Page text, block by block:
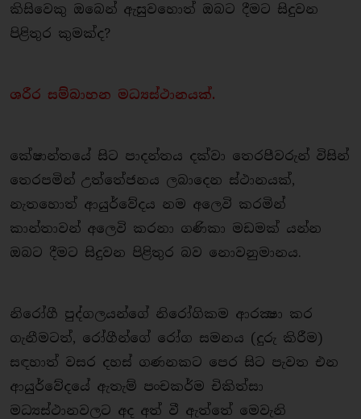
කිසිවෙකු ඔබෙන් ඇසුවහොත් ඔබට දීමට සිදුවන
පිළිතුර කුමක්ද?
ශරීර සම්බාහන මධ්‍යස්ථානයක්.
කේෂාන්තයේ සිට පාදන්තය දක්වා තෙරපීවරුන් විසින්
තෙරපමින් උත්තේජනය ලබාදෙන ස්ථානයක්,
නැතහොත් ආයුර්වේදය නම අලෙවි කරමින්
කාන්තාවන් අලෙවි කරනා ගණිකා මඩමක් යන්න
ඔබට දීමට සිදුවන පිළිතුර බව නොවනුමානය.
නිරෝගී පුද්ගලයන්ගේ නිරෝගිකම ආරක්‍ෂා කර
ගැනීමටත්, රෝගීන්ගේ රෝග සමනය (දුරු කිරීම)
සඳහාත් වසර දහස් ගණනකට පෙර සිට පැවත එන
ආයුර්වේදයේ ඇතැම් පංචකර්ම චිකිත්සා
මධ්‍යස්ථානවලට අද අත් වී ඇත්තේ මෙවැනි